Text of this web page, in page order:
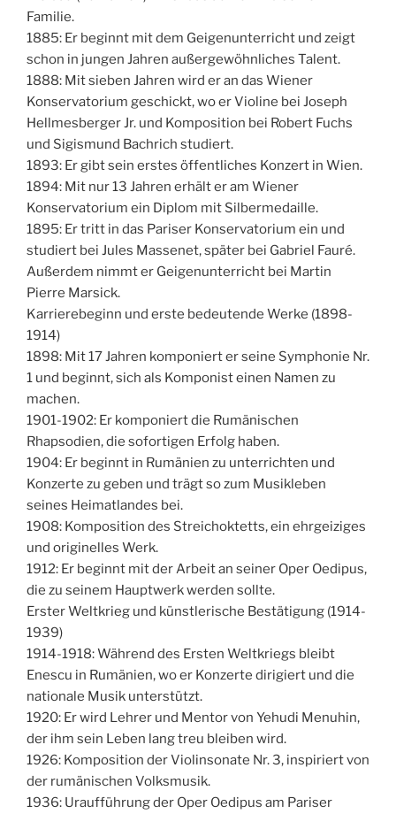
Familie.
1885: Er beginnt mit dem Geigenunterricht und zeigt
schon in jungen Jahren außergewöhnliches Talent.
1888: Mit sieben Jahren wird er an das Wiener
Konservatorium geschickt, wo er Violine bei Joseph
Hellmesberger Jr. und Komposition bei Robert Fuchs
und Sigismund Bachrich studiert.
1893: Er gibt sein erstes öffentliches Konzert in Wien.
1894: Mit nur 13 Jahren erhält er am Wiener
Konservatorium ein Diplom mit Silbermedaille.
1895: Er tritt in das Pariser Konservatorium ein und
studiert bei Jules Massenet, später bei Gabriel Fauré.
Außerdem nimmt er Geigenunterricht bei Martin
Pierre Marsick.
Karrierebeginn und erste bedeutende Werke (1898-
1914)
1898: Mit 17 Jahren komponiert er seine Symphonie Nr.
1 und beginnt, sich als Komponist einen Namen zu
machen.
1901-1902: Er komponiert die Rumänischen
Rhapsodien, die sofortigen Erfolg haben.
1904: Er beginnt in Rumänien zu unterrichten und
Konzerte zu geben und trägt so zum Musikleben
seines Heimatlandes bei.
1908: Komposition des Streichoktetts, ein ehrgeiziges
und originelles Werk.
1912: Er beginnt mit der Arbeit an seiner Oper Oedipus,
die zu seinem Hauptwerk werden sollte.
Erster Weltkrieg und künstlerische Bestätigung (1914-
1939)
1914-1918: Während des Ersten Weltkriegs bleibt
Enescu in Rumänien, wo er Konzerte dirigiert und die
nationale Musik unterstützt.
1920: Er wird Lehrer und Mentor von Yehudi Menuhin,
der ihm sein Leben lang treu bleiben wird.
1926: Komposition der Violinsonate Nr. 3, inspiriert von
der rumänischen Volksmusik.
1936: Uraufführung der Oper Oedipus am Pariser